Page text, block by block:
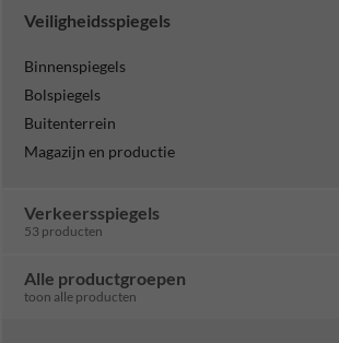
Veiligheidsspiegels
Binnenspiegels
Bolspiegels
Buitenterrein
Magazijn en productie
Verkeersspiegels
53 producten
Alle productgroepen
toon alle producten